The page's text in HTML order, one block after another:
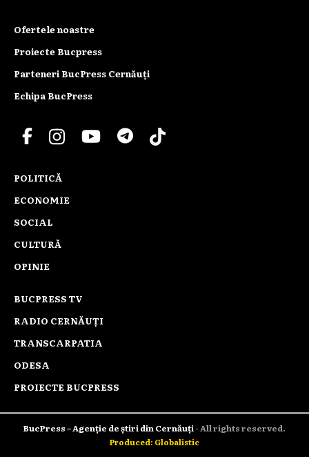
Ofertele noastre
Proiecte Bucpress
Parteneri BucPress Cernăuți
Echipa BucPress
POLITICĂ
ECONOMIE
SOCIAL
CULTURĂ
OPINIE
BUCPRESS TV
RADIO CERNĂUȚI
TRANSCARPATIA
ODESA
PROIECTE BUCPRESS
BucPress – Agenție de știri din Cernăuți- All rights reserved.
Produced: Globalistic